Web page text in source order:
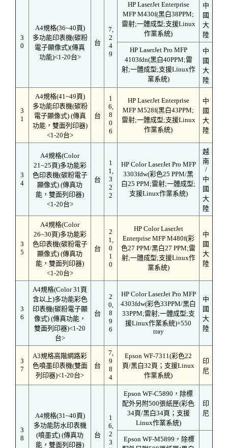
3
0
A4規格(36~40頁)
多功能印表機(碳粉
電子顯像式)(傳真
功能)<1-20台>
台
7,
2
4
9
HP LaserJet Enterprise
MFP M430f(黑白38PPM;
雷射;一體成型;支援Linux
作業系統)
中
國
大
陸
HP LaserJet Pro MFP
4103fdn(黑白40PPM;雷
射;一體成型;支援Linux作
業系統)
中
國
大
陸
3
1
A4規格(41~49頁)
多功能印表機(碳粉
電子顯像式) (傳真
功能，雙面列印器)
<1-20台>
台
1
6,
8
0
6
HP LaserJet Enterprise
MFP M528f(黑白43PPM;
雷射;一體成型;支援Linux
作業系統)
中
國
大
陸
3
4
A4規格(Color
21~25頁)多功能彩
色印表機(碳粉電子
顯像式) (傳真功
能，雙面列印器)
<1-20台>
台
1
1,
3
2
2
HP Color LaserJet Pro MFP
3303fdw(彩色25 PPM/黑
白25 PPM;雷射;一體成型;
支援Linux作業系統)
越
南
/
中
國
大
陸
3
5
A4規格(Color
26~30頁)多功能彩
色印表機(碳粉電子
顯像式) (傳真功
能，雙面列印器)
<1-20台>
台
2
1,
0
1
0
HP Color LaserJet
Enterprise MFP M480f(彩
色27 PPM/黑白27 PPM;雷
射;一體成型;支援Linux作
業系統)
中
國
大
陸
3
6
A4規格(Color 31頁
含以上)多功能彩色
印表機(碳粉電子顯
像式) (傳真功能，
雙面列印器)<1-20
台>
台
2
0,
8
9
6
HP Color LaserJet Pro MFP
4303fdw(彩色33PPM/黑白
33PPM;雷射;一體成型;支
援Linux作業系統)+550
tray
中
國
大
陸
3
7
A3規格高階網路彩
色噴墨印表機(雙面
列印器)<1-20台>
台
7,
9
8
4
Epson WF-7311(彩色22
頁/黑白32頁；支援Linux
作業系統)
印
尼
3
8
A4規格(31~40頁)
多功能防水印表機
(噴墨式) (傳真功
能，雙面列印器)
台
1
6,
2
3
Epson WF-C5890，除標
配外另附500張紙匣(彩色
34頁/黑白34頁；支援
Linux作業系統)
印
尼
Epson WF-M5899，除標